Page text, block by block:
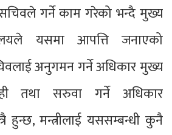
गर्ने काम गरेको भन्दै मुख्य
यसमा आपत्ति जनाएको
अनुगमन गर्ने अधिकार मुख्य
तथा सरुवा गर्ने अधिकार
हुन्छ, मन्त्रीलाई यससम्बन्धी कुनै